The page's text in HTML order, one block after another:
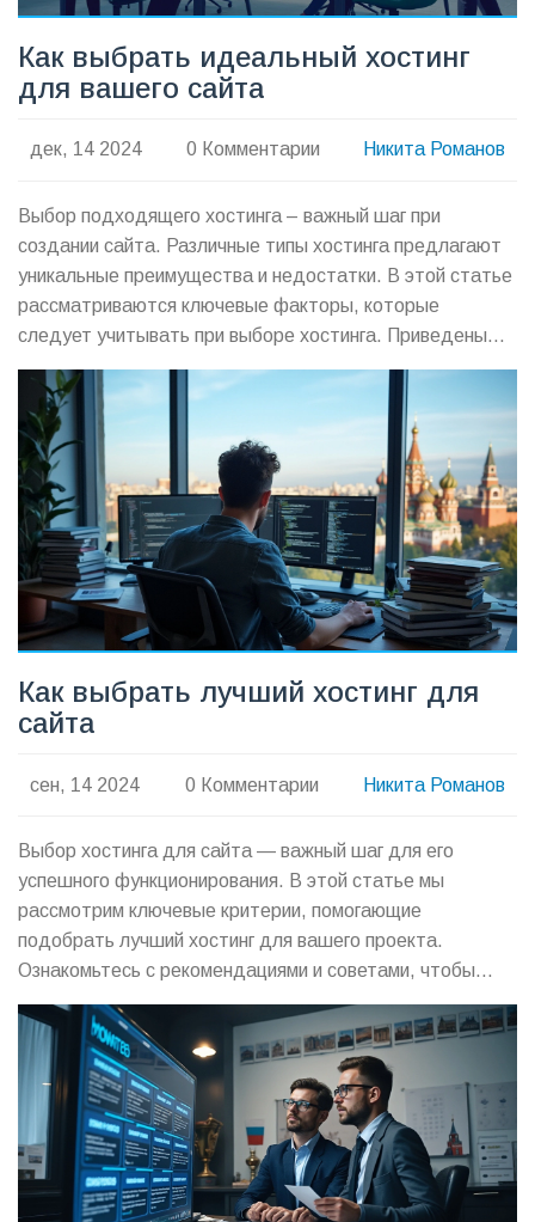
Как выбрать идеальный хостинг
для вашего сайта
дек, 14 2024 0 Комментарии Никита Романов
Выбор подходящего хостинга – важный шаг при
создании сайта. Различные типы хостинга предлагают
уникальные преимущества и недостатки. В этой статье
рассматриваются ключевые факторы, которые
следует учитывать при выборе хостинга. Приведены
советы и факты, которые помогут сделать
информированный выбор, включая безопасность,
стоимость и поддержка клиентов.
Как выбрать лучший хостинг для
сайта
сен, 14 2024 0 Комментарии Никита Романов
Выбор хостинга для сайта — важный шаг для его
успешного функционирования. В этой статье мы
рассмотрим ключевые критерии, помогающие
подобрать лучший хостинг для вашего проекта.
Ознакомьтесь с рекомендациями и советами, чтобы
сделать правильный выбор.